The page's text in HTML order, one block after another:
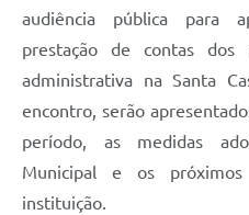
Acesso à Informação
Contratos
Associação dos Servidores
Vinhedo
Audiências Públicas
Carta de Serviços
audiência pública para
prestação de contas
administrativa na Santa
encontro, serão
período, as medidas
Municipal e os
instituição.